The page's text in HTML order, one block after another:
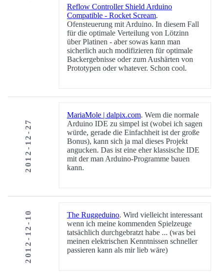
Reflow Controller Shield Arduino
Compatible - Rocket Scream.
Ofensteuerung mit Arduino. In diesem Fall
für die optimale Verteilung von Lötzinn
über Platinen - aber sowas kann man
sicherlich auch modifizieren für optimale
Backergebnisse oder zum Aushärten von
Prototypen oder whatever. Schon cool.
2012-12-27
MariaMole | dalpix.com. Wem die normale
Arduino IDE zu simpel ist (wobei ich sagen
würde, gerade die Einfachheit ist der große
Bonus), kann sich ja mal dieses Projekt
angucken. Das ist eine eher klassische IDE
mit der man Arduino-Programme bauen
kann.
2012-12-10 The Ruggeduino. Wird vielleicht interessant
wenn ich meine kommenden Spielzeuge
tatsächlich durchgebratzt habe ... (was bei
meinen elektrischen Kenntnissen schneller
passieren kann als mir lieb wäre)